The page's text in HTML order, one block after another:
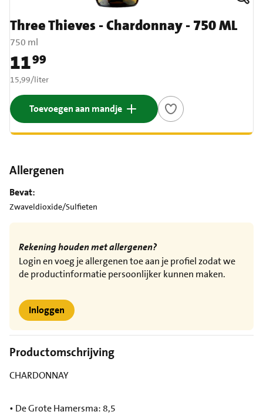
Three Thieves - Chardonnay - 750 ML
750 ml
Prijs: € 11,99
1199
€ 15,99 per liter
15,99/liter
Toevoegen aan mandje
Allergenen
Bevat:
Zwaveldioxide/Sulfieten
Rekening houden met allergenen?
Login en voeg je allergenen toe aan je profiel zodat we
de productinformatie persoonlijker kunnen maken.
Inloggen
Productomschrijving
CHARDONNAY
• De Grote Hamersma: 8,5